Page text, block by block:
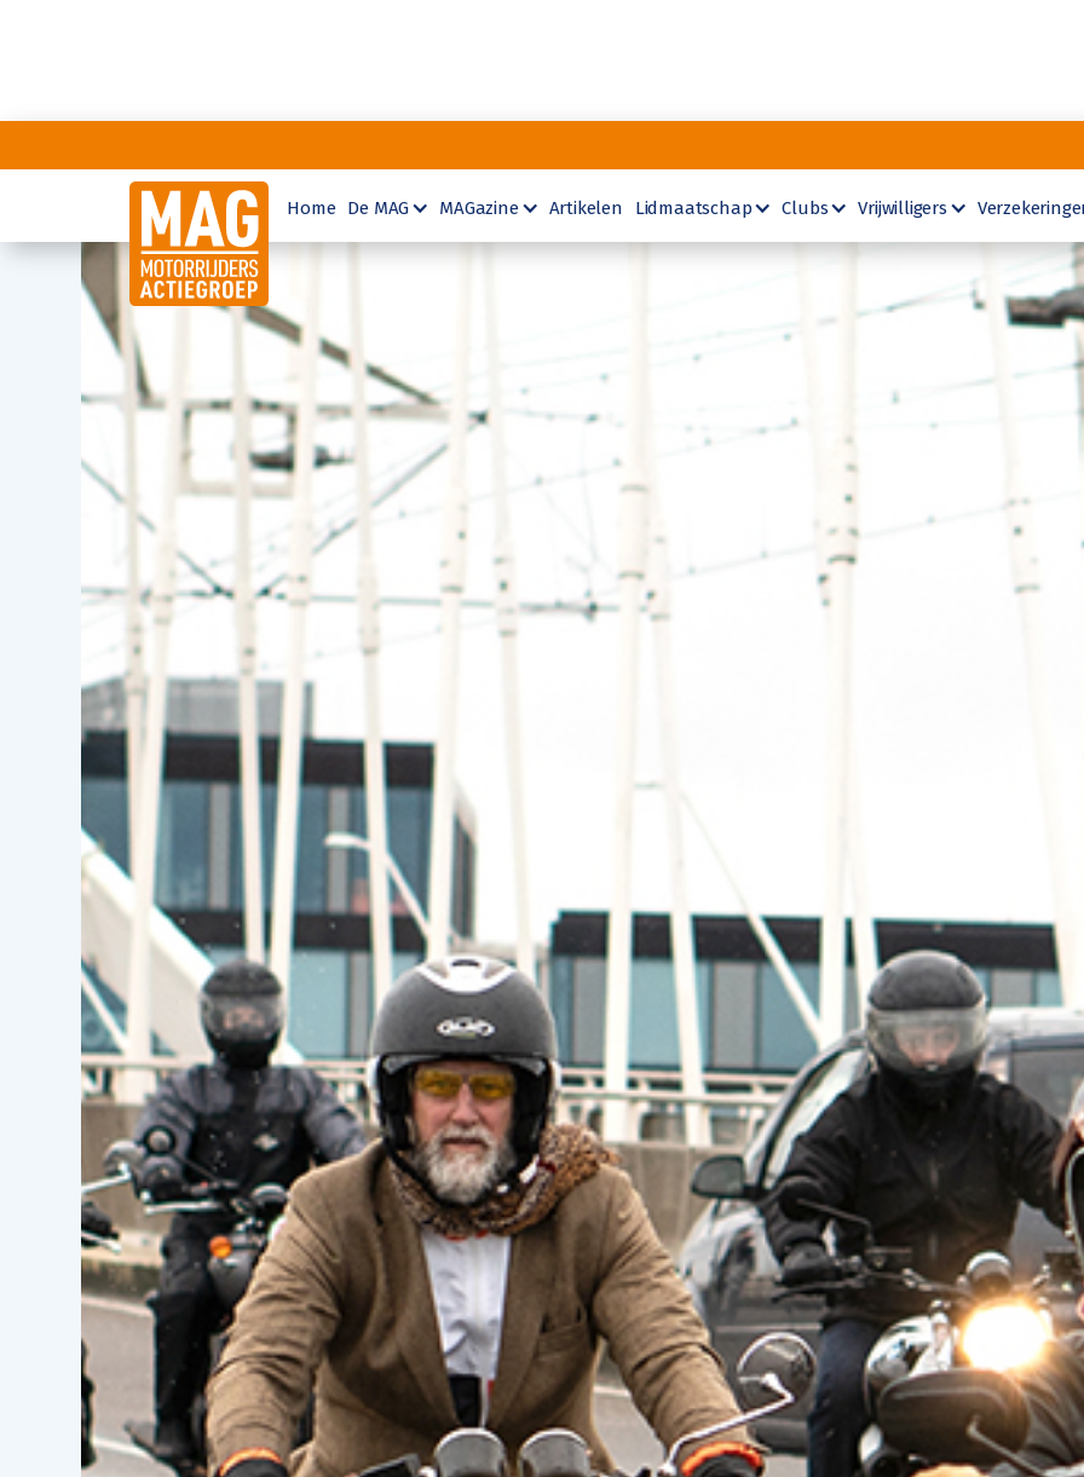
Home De MAG MAGazine Artikelen Lidmaatschap Clubs Vrijwilligers